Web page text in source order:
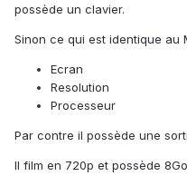
possède un clavier.
Sinon ce qui est identique au
Ecran
Resolution
Processeur
Par contre il possède une
Il film en 720p et possède